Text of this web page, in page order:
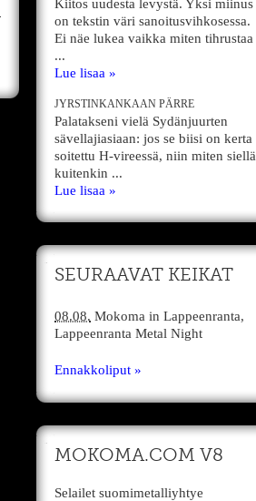
Kiitos uudesta levystä. Yksi miinus
on tekstin väri sanoitusvihkosessa.
Ei näe lukea vaikka miten tihrustaa
...
Lue lisaa »
JYRSTINKANKAAN PÄRRE
Palatakseni vielä Sydänjuurten
sävellajiasiaan: jos se biisi on kerta
soitettu H-vireessä, niin miten siellä
kuitenkin ...
Lue lisaa »
SEURAAVAT KEIKAT
08.08. Mokoma in Lappeenranta,
Lappeenranta Metal Night
Ennakkoliput »
MOKOMA.COM V8
Selailet suomimetalliyhtye